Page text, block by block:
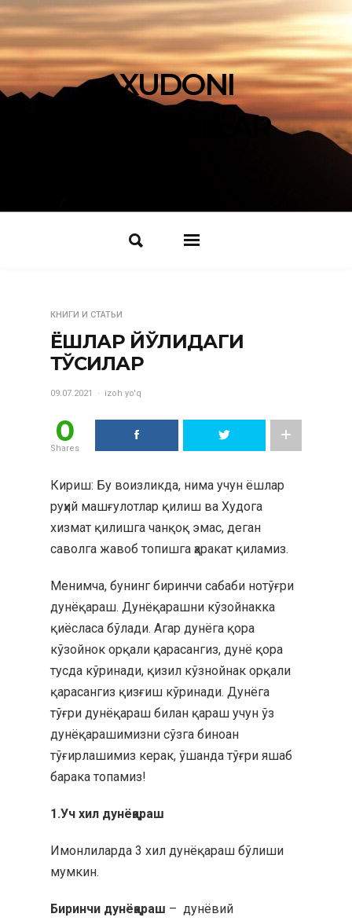
XUDONI
IZLOVCHILAR
КНИГИ И СТАТЬИ
ЁШЛАР ЙЎЛИДАГИ
ТЎСИҚЛАР
09.07.2021 izoh yo'q
0
Shares
Кириш: Бу воизликда, нима учун ёшлар
руҳий машғулотлар қилиш ва Худога
хизмат қилишга чанқоқ эмас, деган
саволга жавоб топишга ҳаракат қиламиз.
Менимча, бунинг биринчи сабаби нотўғри
дунёқараш. Дунёқарашни кўзойнакка
қиёсласа бўлади. Агар дунёга қора
кўзойнок орқали қарасангиз, дунё қора
тусда кўринади, қизил кўзнойнак орқали
қарасангиз қизғиш кўринади. Дунёга
тўғри дунёқараш билан қараш учун ўз
дунёқарашимизни сўзга биноан
тўғирлашимиз керак, ўшанда тўғри яшаб
барака топамиз!
1.Уч хил дунёқараш
Имонлиларда 3 хил дунёқараш бўлиши
мумкин.
Биринчи дунёқараш – дунёвий